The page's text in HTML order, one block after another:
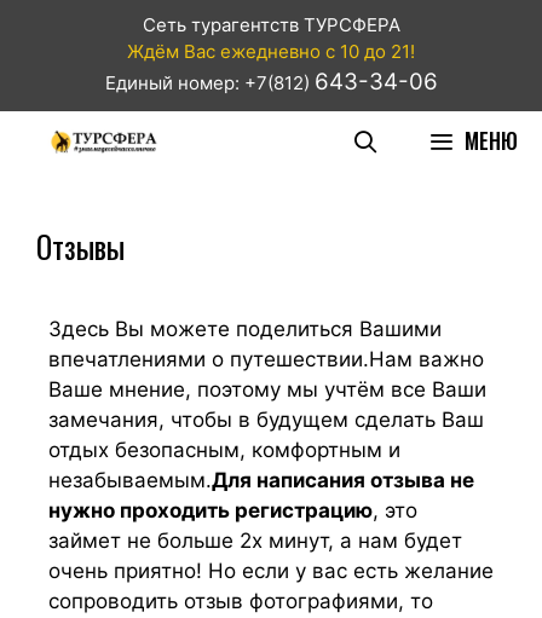
Сеть турагентств ТУРСФЕРА
Ждём Вас ежедневно с 10 до 21!
Единый номер: +7(812) 643-34-06
МЕНЮ
Отзывы
Здесь Вы можете поделиться Вашими
впечатлениями о путешествии.Нам важно
Ваше мнение, поэтому мы учтём все Ваши
замечания, чтобы в будущем сделать Ваш
отдых безопасным, комфортным и
незабываемым.Для написания отзыва не
нужно проходить регистрацию, это
займет не больше 2х минут, а нам будет
очень приятно! Но если у вас есть желание
сопроводить отзыв фотографиями, то